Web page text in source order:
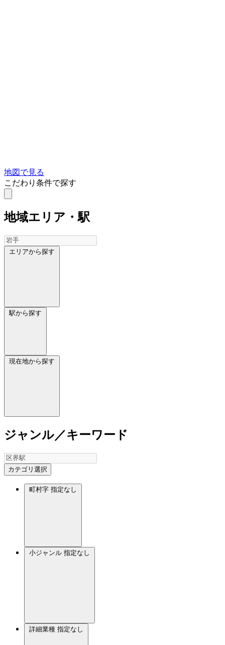
地図で見る
こだわり条件で探す
地域エリア・駅
エリアから探す
駅から探す
現在地から探す
ジャンル／キーワード
カテゴリ選択
町村字 指定なし
小ジャンル 指定なし
詳細業種 指定なし